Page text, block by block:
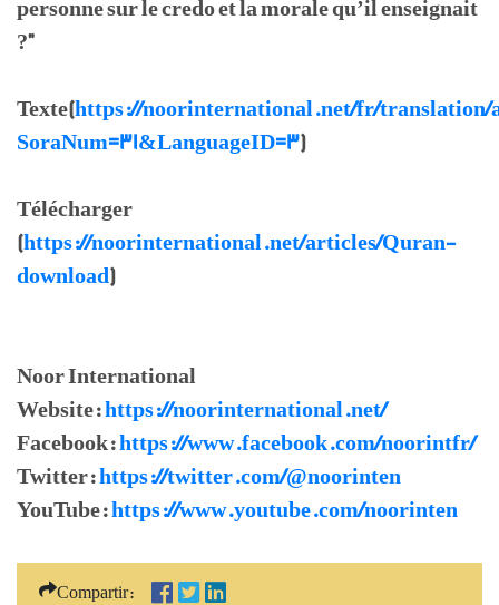
personne sur le credo et la morale qu’il enseignait
?"
Texte(https://noorinternational.net/fr/translation/
SoraNum=31&LanguageID=3)
Télécharger
(https://noorinternational.net/articles/Quran-
download)
Noor International
Website:https://noorinternational.net/
Facebook:https://www.facebook.com/noorintfr/
Twitter:https://twitter.com/@noorinten
YouTube:https://www.youtube.com/noorinten
Compartir: